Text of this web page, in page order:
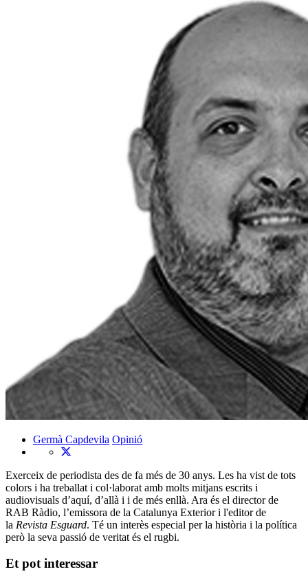
Germà Capdevila Opinió
Exerceix de periodista des de fa més de 30 anys. Les ha vist de tots
colors i ha treballat i col·laborat amb molts mitjans escrits i
audiovisuals d’aquí, d’allà i i de més enllà. Ara és el director de
RAB Ràdio, l’emissora de la Catalunya Exterior i l'editor de
la Revista Esguard. Té un interès especial per la història i la política
però la seva passió de veritat és el rugbi.
Et pot interessar